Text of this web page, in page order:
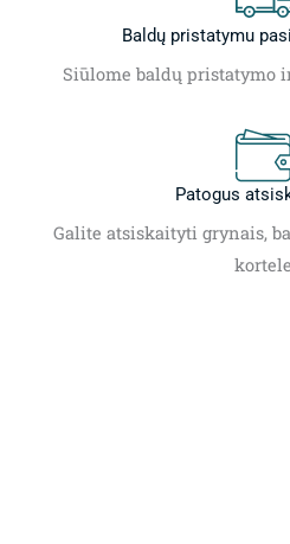
Baldų pristatymu
Siūlome baldų pristatymo
Patogus
Galite atsiskaityti grynais,